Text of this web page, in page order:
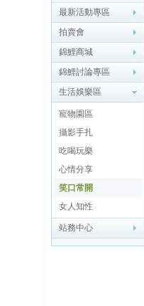
»
最新活動專區
拍賣會
錦鯉商城
錦鯉討論專區
生活娛樂區
寵物園區
攝影手扎
吃喝玩樂
心情分享
笑口常開
女人知性
站務中心